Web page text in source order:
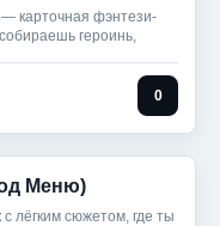
карточная фэнтези-
героинь,
0
Меню)
лёгким сюжетом, где ты